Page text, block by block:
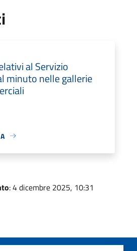
al Servizio
minuto nelle gallerie
: 4 dicembre 2025, 10:31